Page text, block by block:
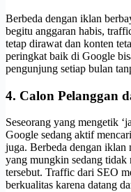
Berbeda dengan iklan
begitu anggaran habis,
tetap dirawat dan konten
peringkat baik di Google
pengunjung setiap bulan
4. Calon Pelanggan
Seseorang yang mengetik
Google sedang aktif
juga. Berbeda dengan iklan
yang mungkin sedang tidak
tersebut. Traffic dari SEO
berkualitas karena datang